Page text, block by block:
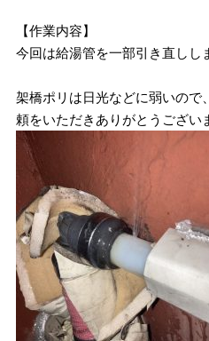
【作業内容】
今回は給湯管を一部引き直しし
架橋ポリは日光などに弱いので
頼をいただきありがとうござい